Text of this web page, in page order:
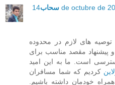
سحاب 14 de octubre de
های لازم در محدوده
مقصد مناسب برای
است. ما به این امید
کردیم که شما مسافران
خودمان داشته باشیم.